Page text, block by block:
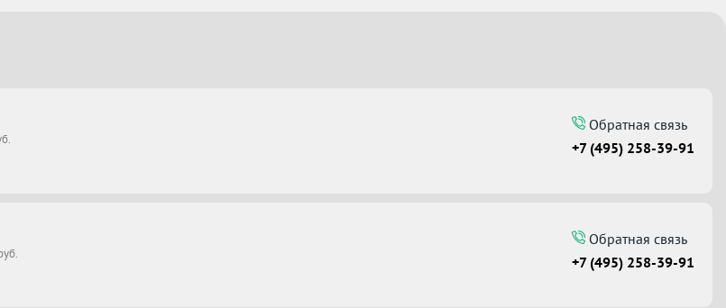
Обратная связь
+7 (495) 258-39-91
Обратная связь
+7 (495) 258-39-91